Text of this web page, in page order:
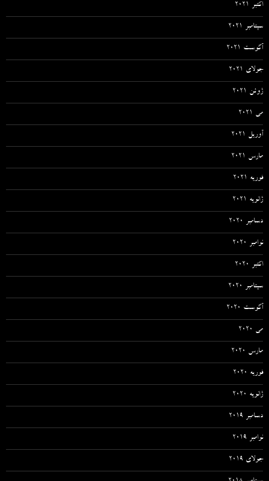
اکتبر 2021
سپتامبر 2021
آگوست 2021
جولای 2021
ژوئن 2021
می 2021
آوریل 2021
مارس 2021
فوریه 2021
ژانویه 2021
دسامبر 2020
نوامبر 2020
اکتبر 2020
سپتامبر 2020
آگوست 2020
می 2020
مارس 2020
فوریه 2020
ژانویه 2020
دسامبر 2019
نوامبر 2019
جولای 2019